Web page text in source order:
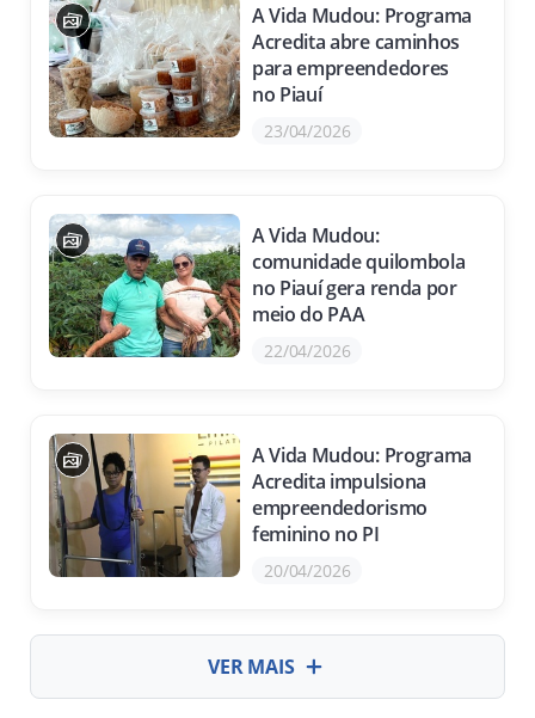
A Vida Mudou: Programa
Acredita abre caminhos
para empreendedores
no Piauí
23/04/2026
A Vida Mudou:
comunidade quilombola
no Piauí gera renda por
meio do PAA
22/04/2026
A Vida Mudou: Programa
Acredita impulsiona
empreendedorismo
feminino no PI
20/04/2026
VER MAIS